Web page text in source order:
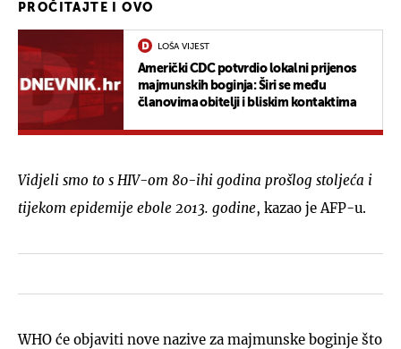
PROČITAJTE I OVO
LOŠA VIJEST
Američki CDC potvrdio lokalni prijenos
majmunskih boginja: Širi se među
članovima obitelji i bliskim kontaktima
Vidjeli smo to s HIV-om 80-ihi godina prošlog stoljeća i
tijekom epidemije ebole 2013. godine, kazao je AFP-u.
WHO će objaviti nove nazive za majmunske boginje što